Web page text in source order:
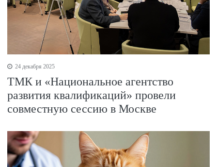
24 декабря 2025
ТМК и «Национальное агентство
развития квалификаций» провели
совместную сессию в Москве